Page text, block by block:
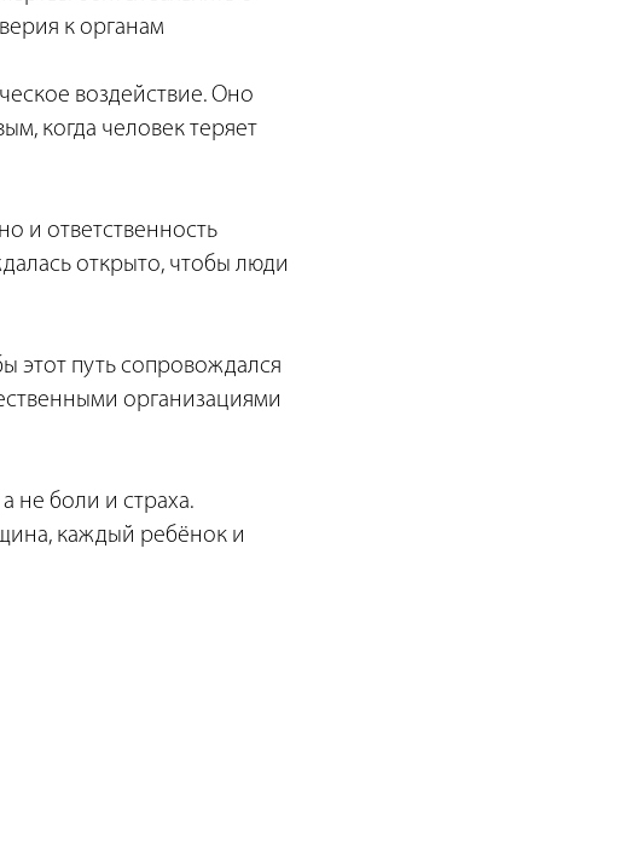
к органам
воздействие. Оно
когда человек теряет
и ответственность
открыто, чтобы люди
этот путь сопровождался
организациями
не боли и страха.
каждый ребёнок и